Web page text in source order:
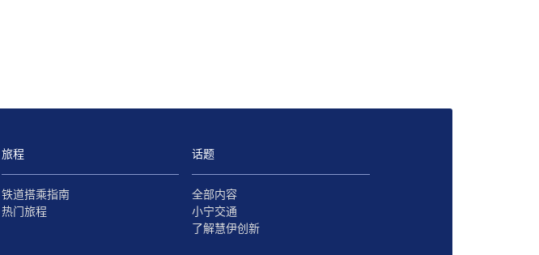
旅程
铁道搭乘指南
热门旅程
话题
全部内容
小宁交通
了解慧伊创新